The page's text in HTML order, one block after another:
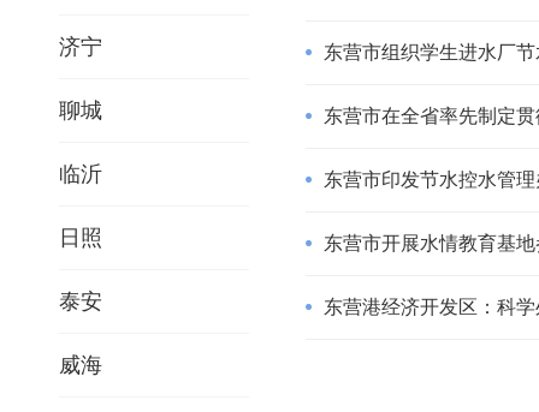
济宁
聊城
临沂
日照
泰安
威海
东营市组织学生进水厂
东营市在全省率先制定
东营市印发节水控水管
东营市开展水情教育基
东营港经济开发区：科